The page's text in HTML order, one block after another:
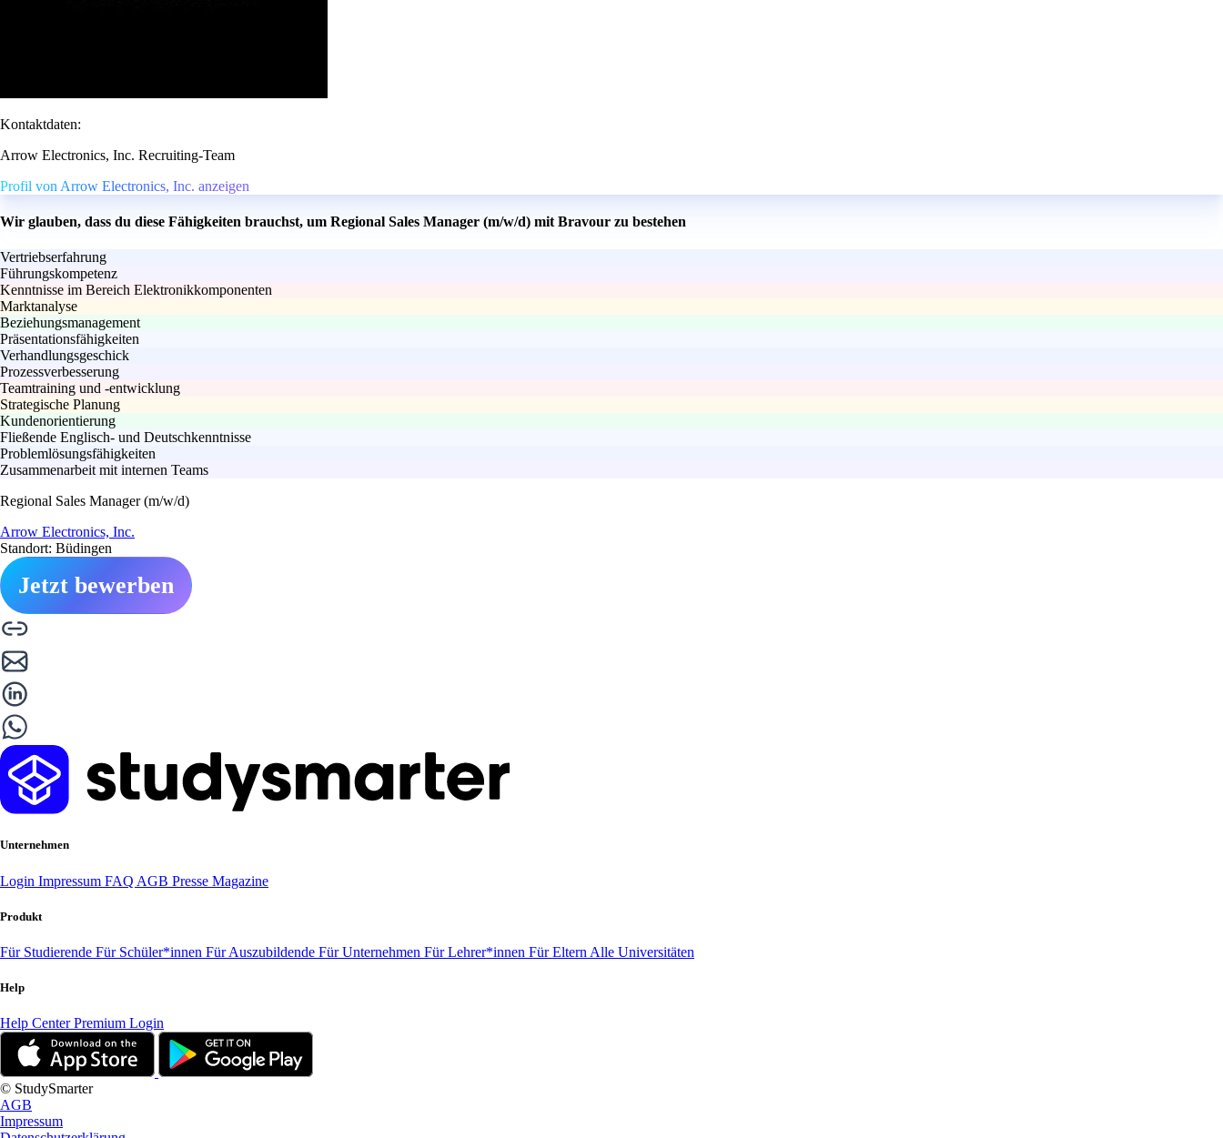
Kontaktdaten:
Arrow Electronics, Inc. Recruiting-Team
Profil von Arrow Electronics, Inc. anzeigen
Wir glauben, dass du diese Fähigkeiten brauchst, um Regional Sales Manager (m/w/d) mit Bravour zu bestehen
Vertriebserfahrung
Führungskompetenz
Kenntnisse im Bereich Elektronikkomponenten
Marktanalyse
Beziehungsmanagement
Präsentationsfähigkeiten
Verhandlungsgeschick
Prozessverbesserung
Teamtraining und -entwicklung
Strategische Planung
Kundenorientierung
Fließende Englisch- und Deutschkenntnisse
Problemlösungsfähigkeiten
Zusammenarbeit mit internen Teams
Regional Sales Manager (m/w/d)
Arrow Electronics, Inc.
Standort: Büdingen
Jetzt bewerben
Unternehmen
Login Impressum FAQ AGB Presse Magazine
Produkt
Für Studierende Für Schüler*innen Für Auszubildende Für Unternehmen Für Lehrer*innen Für Eltern Alle Universitäten
Help
Help CenterPremium Login
© StudySmarter
AGB
Impressum